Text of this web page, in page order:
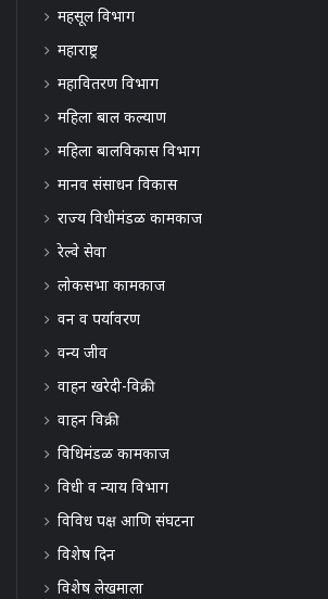
महसूल विभाग
महाराष्ट्र
महावितरण विभाग
महिला बाल कल्याण
महिला बालविकास विभाग
मानव संसाधन विकास
राज्य विधीमंडळ कामकाज
रेल्वे सेवा
लोकसभा कामकाज
वन व पर्यावरण
वन्य जीव
वाहन खरेदी-विक्री
वाहन विक्री
विधिमंडळ कामकाज
विधी व न्याय विभाग
विविध पक्ष आणि संघटना
विशेष दिन
विशेष लेखमाला